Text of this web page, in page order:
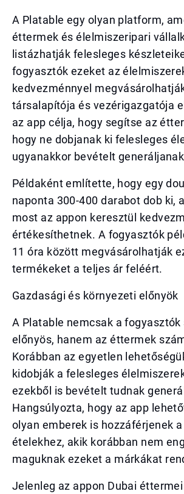
A Platable egy olyan platform,
éttermek és élelmiszeripari
listázhatják felesleges
fogyasztók ezeket az
kedvezménnyel
társalapítója és vezérigazgatója
az app célja, hogy segítse az
hogy ne dobjanak ki felesleges
ugyanakkor bevételt
Példaként említette, hogy egy
naponta 300-400 darabot dob ki,
most az appon keresztül
értékesíthetnek. A fogyasztók
11 óra között megvásárolhatják
termékeket a teljes ár feléért.
Gazdasági és környezeti előnyök
A Platable nemcsak a fogyasztók
előnyös, hanem az éttermek
Korábban az egyetlen
kidobják a felesleges
ezekből is bevételt tudnak
Hangsúlyozta, hogy az app
olyan emberek is hozzáférjenek
ételekhez, akik korábban nem
maguknak ezeket a márkákat
Jelenleg az appon Dubai